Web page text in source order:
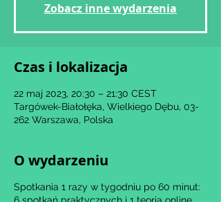
Zobacz inne wydarzenia
Czas i lokalizacja
22 maj 2023, 20:30 – 21:30 CEST
Targówek-Białołęka, Wielkiego Dębu, 03-
262 Warszawa, Polska
O wydarzeniu
Spotkania 1 razy w tygodniu po 60 minut: